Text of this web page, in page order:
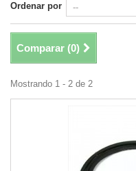
Ordenar por
Comparar (0)
Mostrando 1 - 2 de 2